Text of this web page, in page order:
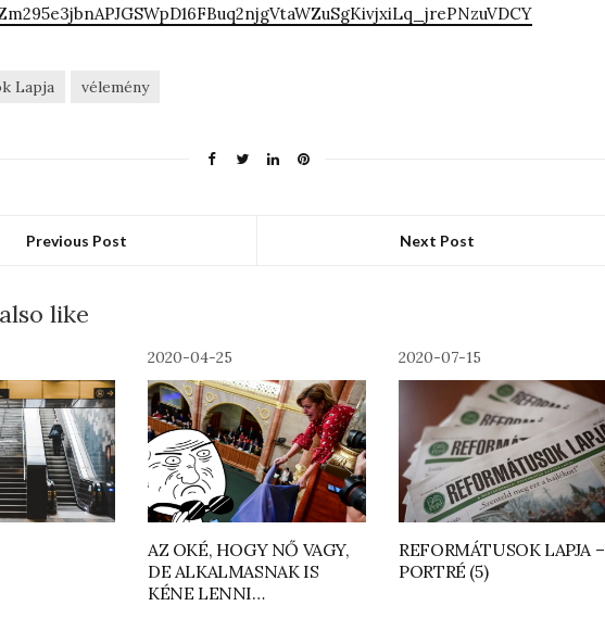
Lapja vélemény
Previous Post Next Post
like
2020-04-25
AZ OKÉ, HOGY NŐ VAGY,
DE ALKALMASNAK IS
KÉNE LENNI…
2020-07-15
REFORMÁTUSOK LAPJA –
PORTRÉ (5)